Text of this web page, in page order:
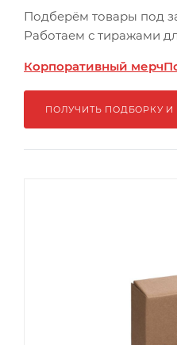
Подберём товары под
Работаем с тиражами
Корпоративный мерч
ПОЛУЧИТЬ ПОДБОРКУ И